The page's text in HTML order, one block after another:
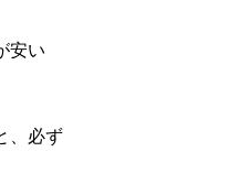
安い
、必ず